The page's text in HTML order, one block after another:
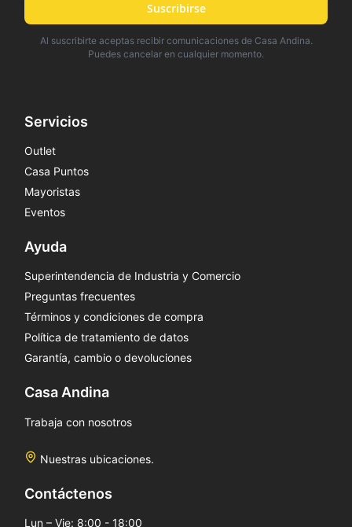
Suscribirse
Al suscribirte aceptas recibir comunicaciones de Casa Andina.
Puedes cancelar en cualquier momento.
Servicios
Outlet
Casa Puntos
Mayoristas
Eventos
Ayuda
Superintendencia de Industria y Comercio
Preguntas frecuentes
Términos y condiciones de compra
Política de tratamiento de datos
Garantía, cambio o devoluciones
Casa Andina
Trabaja con nosotros
Nuestras ubicaciones.
Contáctenos
Lun – Vie: 8:00 - 18:00